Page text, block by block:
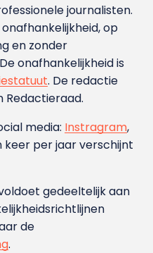
journalisten.
op
en zonder
onafhankelijkheid is
. De redactie
Redactieraad.
media: Instragram,
keer per jaar verschijnt
gedeeltelijk aan
de
.